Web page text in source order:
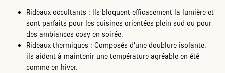
Rideaux occultants : Ils bloquent efficacement la lumière et
sont parfaits pour les cuisines orientées plein sud ou pour
des ambiances cosy en soirée.
Rideaux thermiques : Composés d’une doublure isolante,
ils aident à maintenir une température agréable en été
comme en hiver.